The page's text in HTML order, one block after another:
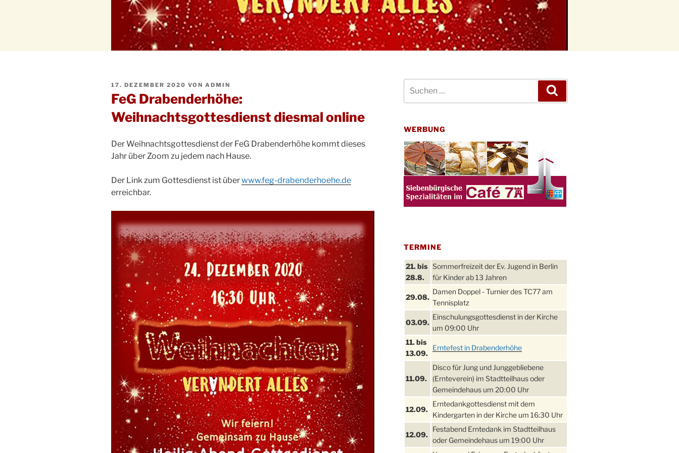
VERÖFFENTLICHT
AM
17. DEZEMBER 2020 VON ADMIN
FeG Drabenderhöhe:
Weihnachtsgottesdienst diesmal online
Der Weihnachtsgottesdienst der FeG Drabenderhöhe kommt dieses
Jahr über Zoom zu jedem nach Hause.
Der Link zum Gottesdienst ist überwww.feg-drabenderhoehe.de
erreichbar.
nach:
WERBUNG
TERMINE
21. bis
28.8.
Sommerfreizeit der Ev. Jugend in Berlin
für Kinder ab 13 Jahren
29.08.
Damen Doppel - Turnier des TC77 am
Tennisplatz
03.09.
Einschulungsgottesdienst in der Kirche
um 09:00 Uhr
11. bis
13.09.
Erntefest in Drabenderhöhe
11.09.
Disco für Jung und Junggebliebene
(Ernteverein) im Stadtteilhaus oder
Gemeindehaus um 20:00 Uhr
12.09.
Erntedankgottesdienst mit dem
Kindergarten in der Kirche um 16:30 Uhr
12.09.
Festabend Erntedank im Stadtteilhaus
oder Gemeindehaus um 19:00 Uhr